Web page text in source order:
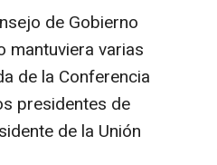
de Gobierno
mantuviera varias
de la Conferencia
presidentes de
de la Unión